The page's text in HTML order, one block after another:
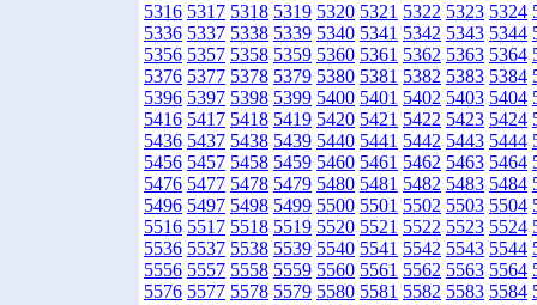
5316 5317 5318 5319 5320 5321 5322 5323 5324
5336 5337 5338 5339 5340 5341 5342 5343 5344
5356 5357 5358 5359 5360 5361 5362 5363 5364
5376 5377 5378 5379 5380 5381 5382 5383 5384
5396 5397 5398 5399 5400 5401 5402 5403 5404
5416 5417 5418 5419 5420 5421 5422 5423 5424
5436 5437 5438 5439 5440 5441 5442 5443 5444
5456 5457 5458 5459 5460 5461 5462 5463 5464
5476 5477 5478 5479 5480 5481 5482 5483 5484
5496 5497 5498 5499 5500 5501 5502 5503 5504
5516 5517 5518 5519 5520 5521 5522 5523 5524
5536 5537 5538 5539 5540 5541 5542 5543 5544
5556 5557 5558 5559 5560 5561 5562 5563 5564
5576 5577 5578 5579 5580 5581 5582 5583 5584